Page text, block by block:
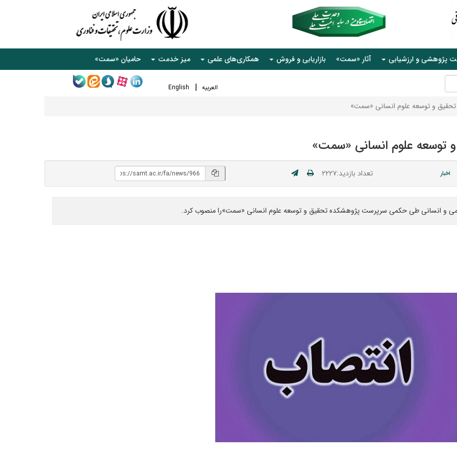
پژوهشی و ارزشیابی آثار «سمت» بازاریابی و فروش همکاری‌های علمی میز خدمت حامیان «سمت»
العربیه English
و توسعه علوم انسانی «سمت»
علوم انسانی «سمت»
اخبار تعداد بازدید:۲۲۲۷
و انسانی طی حکمی سرپرست پژوهشکده تحقیق و توسعه علوم انسانی «سمت»را منصوب کرد.